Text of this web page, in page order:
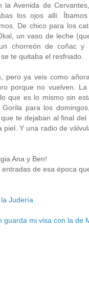
la Avenida de
los ojos allí.
De chico para los
un vaso de leche
chorreón de coñac y
te quitaba el resfriado.
pero ya veis como
porque no vuelven.
que es lo mismo sin
Gorila para los
te dejaban al final del
piel. Y una radio de
Ana y Ben!
de esa época
Judería
guarda mi visa con la de